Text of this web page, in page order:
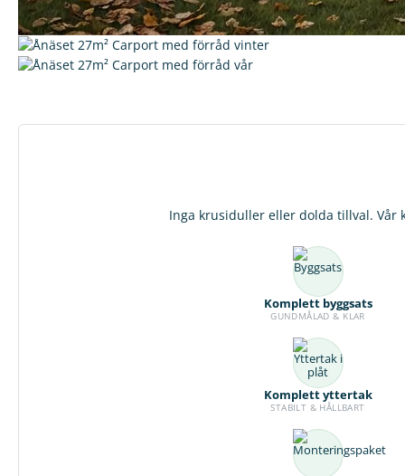
Inga krusiduller eller dolda tillval.
Komplett byggsats
GUNDMÅLAD & KLAR
Komplett yttertak
STABILT & HÅLLBART